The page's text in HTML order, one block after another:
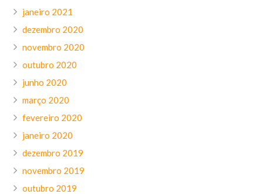
janeiro 2021
dezembro 2020
novembro 2020
outubro 2020
junho 2020
março 2020
fevereiro 2020
janeiro 2020
dezembro 2019
novembro 2019
outubro 2019